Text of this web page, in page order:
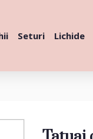
Seturi Lichide